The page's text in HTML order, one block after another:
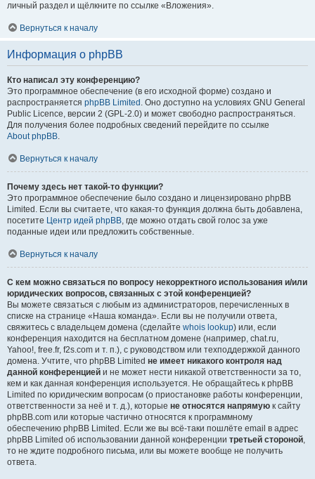
личный раздел и щёлкните по ссылке «Вложения».
Вернуться к началу
Информация о phpBB
Кто написал эту конференцию?
Это программное обеспечение (в его исходной форме) создано и
распространяется phpBB Limited . Оно доступно на условиях GNU General
Public Licence, версии 2 (GPL-2.0) и может свободно распространяться.
Для получения более подробных сведений перейдите по ссылке
About phpBB.
Вернуться к началу
Почему здесь нет такой-то функции?
Это программное обеспечение было создано и лицензировано phpBB
Limited. Если вы считаете, что какая-то функция должна быть добавлена,
посетите Центр идей phpBB, где можно отдать свой голос за уже
поданные идеи или предложить собственные.
Вернуться к началу
С кем можно связаться по вопросу некорректного использования и/или
юридических вопросов, связанных с этой конференцией?
Вы можете связаться с любым из администраторов, перечисленных в
списке на странице «Наша команда». Если вы не получили ответа,
свяжитесь с владельцем домена (сделайте whois lookup) или, если
конференция находится на бесплатном домене (например, chat.ru,
Yahoo!, free.fr, f2s.com и т. п.), с руководством или техподдержкой данного
домена. Учтите, что phpBB Limited не имеет никакого контроля над
данной конференцией и не может нести никакой ответственности за то,
кем и как данная конференция используется. Не обращайтесь к phpBB
Limited по юридическим вопросам (о приостановке работы конференции,
ответственности за неё и т. д.), которые не относятся напрямую к сайту
phpBB.com или которые частично относятся к программному
обеспечению phpBB Limited. Если же вы всё-таки пошлёте email в адрес
phpBB Limited об использовании данной конференции третьей стороной,
то не ждите подробного письма, или вы можете вообще не получить
ответа.